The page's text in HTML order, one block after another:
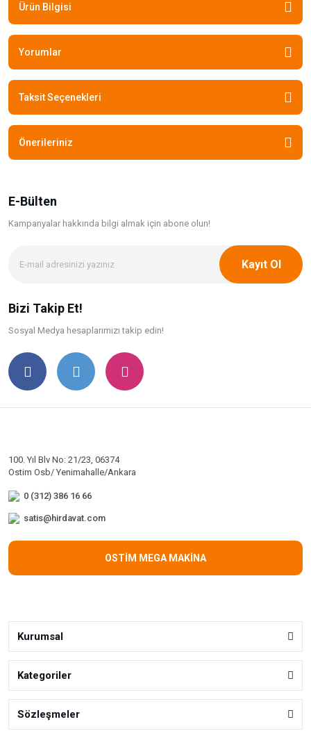
Ürün Bilgisi
Yorumlar
Taksit Seçenekleri
Önerileriniz
E-Bülten
Kampanyalar hakkında bilgi almak için abone olun!
Kayıt Ol
Bizi Takip Et!
Sosyal Medya hesaplarımızı takip edin!
100. Yıl Blv No: 21/23, 06374
Ostim Osb/ Yenimahalle/Ankara
0 (312) 386 16 66
satis@hirdavat.com
OSTİM MEGA MAKİNA
Kurumsal
Kategoriler
Sözleşmeler